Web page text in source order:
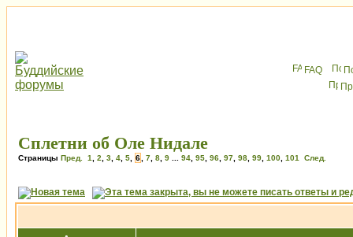
FAQ
Сплетни об Оле Нидале
Страницы Пред. 1 2 3 4 5 6 7 8 9 94 95 96 97 98 99 100 101 След.